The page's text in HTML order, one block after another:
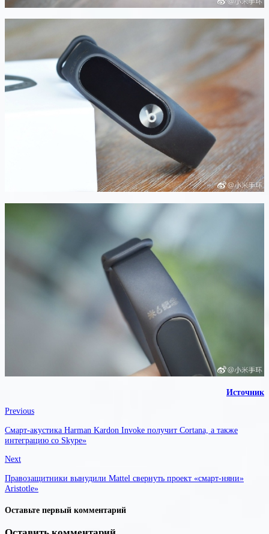
Источник
Previous
Смарт-акустика Harman Kardon Invoke получит Cortana, а также
интеграцию со Skype»
Next
Правозащитники вынудили Mattel свернуть проект «смарт-няни»
Aristotle»
Оставьте первый комментарий